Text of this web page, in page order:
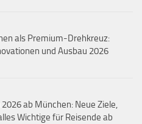
als Premium-Drehkreuz:
und Ausbau 2026
ab München: Neue Ziele,
Wichtige für Reisende ab